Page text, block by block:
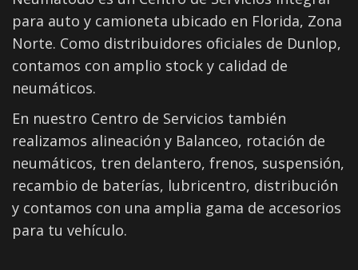
para auto y camioneta ubicado en Florida, Zona
Norte. Como distribuidores oficiales de Dunlop,
contamos con amplio stock y calidad de
neumáticos.
En nuestro Centro de Servicios también
realizamos alineación y Balanceo, rotación de
neumáticos, tren delantero, frenos, suspensión,
recambio de baterías, lubricentro, distribución
y contamos con una amplia gama de accesorios
para tu vehículo.